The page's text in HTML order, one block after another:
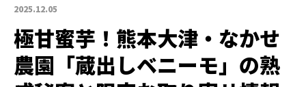
2025.12.05
極甘蜜芋！熊本大津・なかせ
農園「蔵出しベニーモ」の熟